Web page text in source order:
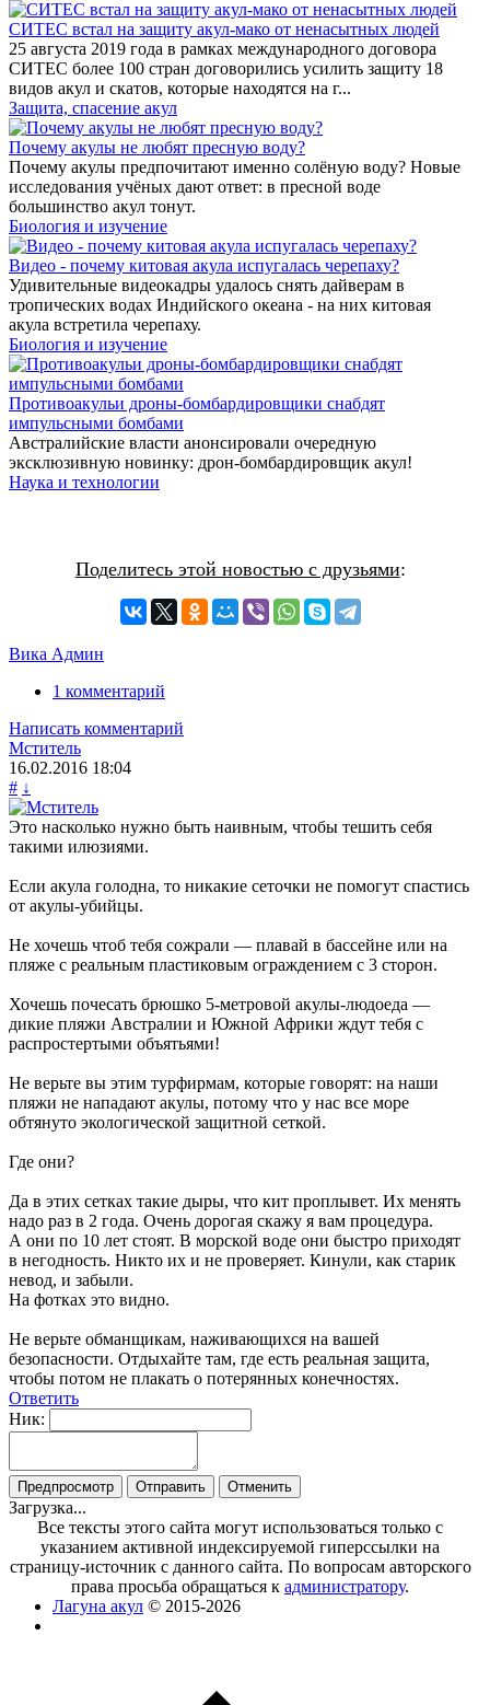
СИТЕС встал на защиту акул-мако от ненасытных людей
25 августа 2019 года в рамках международного договора
СИТЕС более 100 стран договорились усилить защиту 18
видов акул и скатов, которые находятся на г...
Защита, спасение акул
Почему акулы не любят пресную воду?
Почему акулы предпочитают именно солёную воду? Новые
исследования учёных дают ответ: в пресной воде
большинство акул тонут.
Биология и изучение
Видео - почему китовая акула испугалась черепаху?
Удивительные видеокадры удалось снять дайверам в
тропических водах Индийского океана - на них китовая
акула встретила черепаху.
Биология и изучение
Противоакульи дроны-бомбардировщики снабдят
импульсными бомбами
Австралийские власти анонсировали очередную
эксклюзивную новинку: дрон-бомбардировщик акул!
Наука и технологии
Поделитесь этой новостью с друзьями:
Вика Админ
1 комментарий
Написать комментарий
Мститель
16.02.2016 18:04
# ↓
Это насколько нужно быть наивным, чтобы тешить себя
такими илюзиями.
Если акула голодна, то никакие сеточки не помогут спастись
от акулы-убийцы.
Не хочешь чтоб тебя сожрали — плавай в бассейне или на
пляже с реальным пластиковым ограждением с 3 сторон.
Хочешь почесать брюшко 5-метровой акулы-людоеда —
дикие пляжи Австралии и Южной Африки ждут тебя с
распростертыми объятьями!
Не верьте вы этим турфирмам, которые говорят: на наши
пляжи не нападают акулы, потому что у нас все море
обтянуто экологической защитной сеткой.
Где они?
Да в этих сетках такие дыры, что кит проплывет. Их менять
надо раз в 2 года. Очень дорогая скажу я вам процедура.
А они по 10 лет стоят. В морской воде они быстро приходят
в негодность. Никто их и не проверяет. Кинули, как старик
невод, и забыли.
На фотках это видно.
Не верьте обманщикам, наживающихся на вашей
безопасности. Отдыхайте там, где есть реальная защита,
чтобы потом не плакать о потерянных конечностях.
Ответить
Ник:
Загрузка...
Все тексты этого сайта могут использоваться только с
указанием активной индексируемой гиперссылки на
страницу-источник с данного сайта. По вопросам авторского
права просьба обращаться кадминистратору.
Лагуна акул © 2015-2026